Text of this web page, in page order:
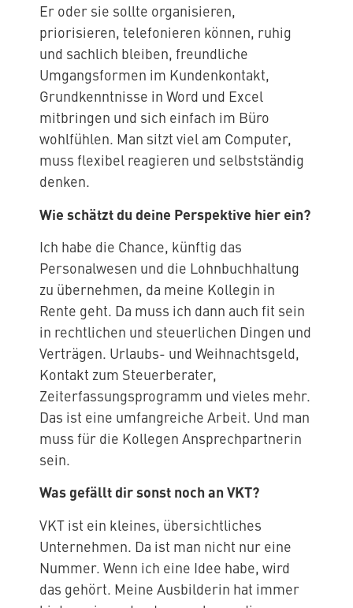
Er oder sie sollte organisieren,
priorisieren, telefonieren können, ruhig
und sachlich bleiben, freundliche
Umgangsformen im Kundenkontakt,
Grundkenntnisse in Word und Excel
mitbringen und sich einfach im Büro
wohlfühlen. Man sitzt viel am Computer,
muss flexibel reagieren und selbstständig
denken.
Wie schätzt du deine Perspektive hier ein?
Ich habe die Chance, künftig das
Personalwesen und die Lohnbuchhaltung
zu übernehmen, da meine Kollegin in
Rente geht. Da muss ich dann auch fit sein
in rechtlichen und steuerlichen Dingen und
Verträgen. Urlaubs- und Weihnachtsgeld,
Kontakt zum Steuerberater,
Zeiterfassungsprogramm und vieles mehr.
Das ist eine umfangreiche Arbeit. Und man
muss für die Kollegen Ansprechpartnerin
sein.
Was gefällt dir sonst noch an VKT?
VKT ist ein kleines, übersichtliches
Unternehmen. Da ist man nicht nur eine
Nummer. Wenn ich eine Idee habe, wird
das gehört. Meine Ausbilderin hat immer